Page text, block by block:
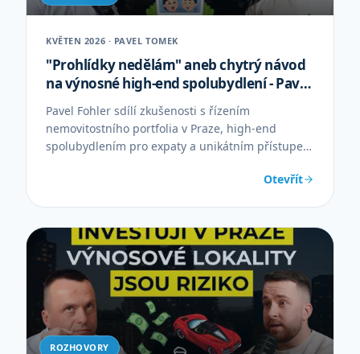
KVĚTEN 2026 · PAVEL TOMEK
"Prohlídky nedělám" aneb chytrý návod
na výnosné high-end spolubydlení - Pavel
Fohler
Pavel Fohler sdílí zkušenosti s řízením
nemovitostního portfolia v Praze, high-end
spolubydlením pro expaty a unikátním přístupem
Otevřít
ROZHOVORY